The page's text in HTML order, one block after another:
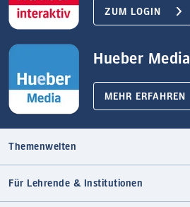
ZUM LOGIN
Hueber Media
MEHR ERFAHREN
Themenwelten
Für Lehrende & Institutionen